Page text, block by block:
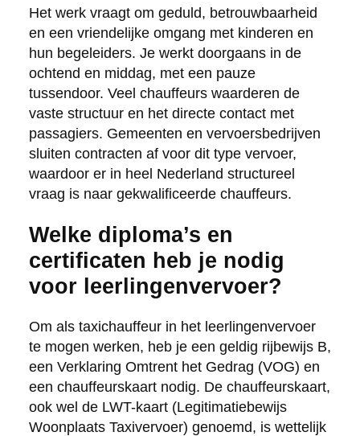
Het werk vraagt om geduld, betrouwbaarheid
en een vriendelijke omgang met kinderen en
hun begeleiders. Je werkt doorgaans in de
ochtend en middag, met een pauze
tussendoor. Veel chauffeurs waarderen de
vaste structuur en het directe contact met
passagiers. Gemeenten en vervoersbedrijven
sluiten contracten af voor dit type vervoer,
waardoor er in heel Nederland structureel
vraag is naar gekwalificeerde chauffeurs.
Welke diploma’s en
certificaten heb je nodig
voor leerlingenvervoer?
Om als taxichauffeur in het leerlingenvervoer
te mogen werken, heb je een geldig rijbewijs B,
een Verklaring Omtrent het Gedrag (VOG) en
een chauffeurskaart nodig. De chauffeurskaart,
ook wel de LWT-kaart (Legitimatiebewijs
Woonplaats Taxivervoer) genoemd, is wettelijk